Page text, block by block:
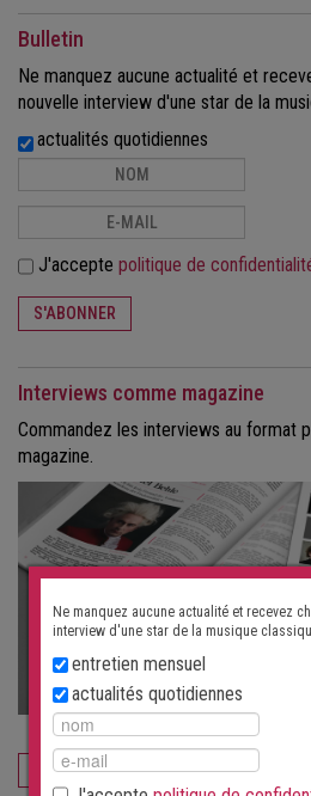
Bulletin
Ne manquez aucune actualité et
nouvelle interview d'une star de la
actualités quotidiennes
J'accepte politique de
S'ABONNER
Interviews comme magazine
Commandez les interviews au format
magazine.
COMMANDEZ MAINTENANT
Ne manquez aucune actualité et recevez
interview d'une star de la musique
entretien mensuel
actualités quotidiennes